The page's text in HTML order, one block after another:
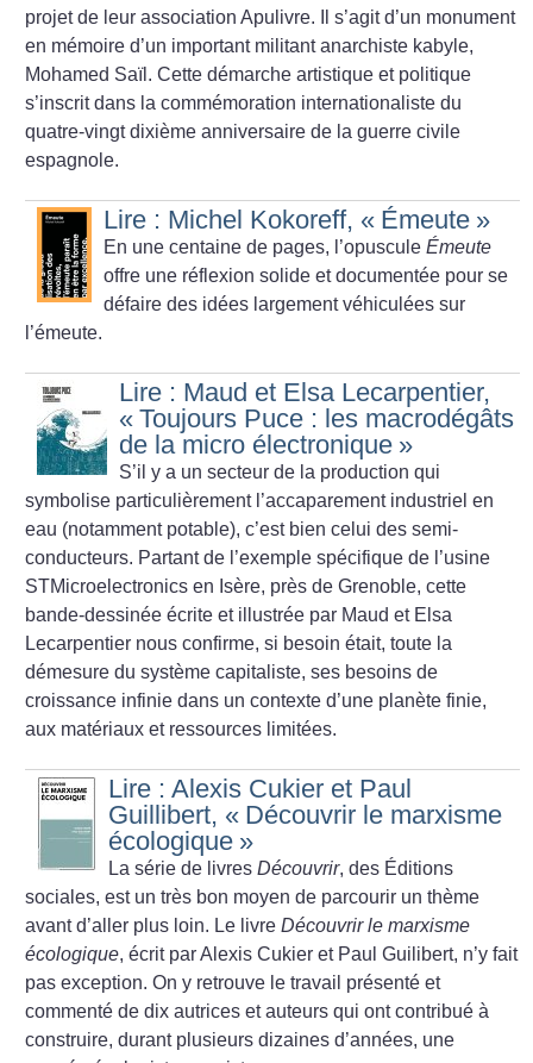
projet de leur association Apulivre. Il s’agit d’un monument
en mémoire d’un important militant anarchiste kabyle,
Mohamed Saïl. Cette démarche artistique et politique
s’inscrit dans la commémoration internationaliste du
quatre-vingt dixième anniversaire de la guerre civile
espagnole.
Lire : Michel Kokoreff, « Émeute »
En une centaine de pages, l’opusculeÉmeute
offre une réflexion solide et documentée pour se
défaire des idées largement véhiculées sur
l’émeute.
Lire : Maud et Elsa Lecarpentier,
« Toujours Puce : les macrodégâts
de la micro électronique »
S’il y a un secteur de la production qui
symbolise particulièrement l’accaparement industriel en
eau (notamment potable), c’est bien celui des semi-
conducteurs. Partant de l’exemple spécifique de l’usine
STMicroelectronics en Isère, près de Grenoble, cette
bande-dessinée écrite et illustrée par Maud et Elsa
Lecarpentier nous confirme, si besoin était, toute la
démesure du système capitaliste, ses besoins de
croissance infinie dans un contexte d’une planète finie,
aux matériaux et ressources limitées.
Lire : Alexis Cukier et Paul
Guillibert, « Découvrir le marxisme
écologique »
La série de livresDécouvrir, des Éditions
sociales, est un très bon moyen de parcourir un thème
avant d’aller plus loin. Le livreDécouvrir le marxisme
écologique, écrit par Alexis Cukier et Paul Guilibert, n’y fait
pas exception. On y retrouve le travail présenté et
commenté de dix autrices et auteurs qui ont contribué à
construire, durant plusieurs dizaines d’années, une